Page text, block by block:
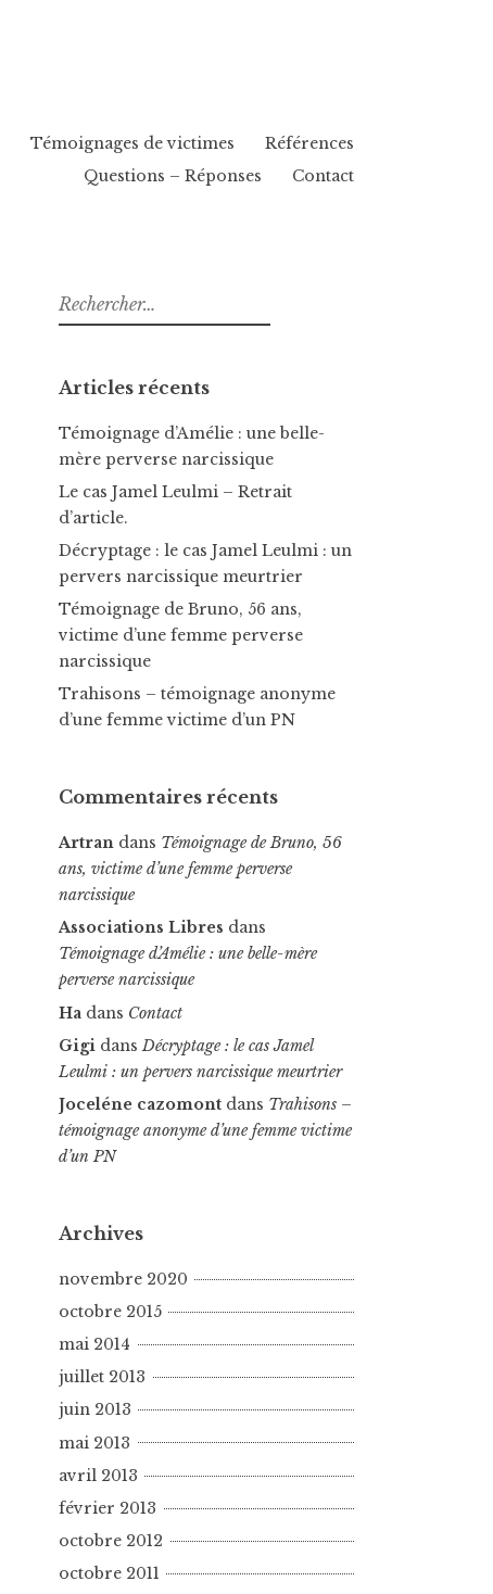
Témoignages de victimes
Références
Questions – Réponses
Contact
Rechercher :
Articles récents
Témoignage d’Amélie : une belle-
mère perverse narcissique
Le cas Jamel Leulmi – Retrait
d’article.
Décryptage : le cas Jamel Leulmi : un
pervers narcissique meurtrier
Témoignage de Bruno, 56 ans,
victime d’une femme perverse
narcissique
Trahisons – témoignage anonyme
d’une femme victime d’un PN
Commentaires récents
Artran dans Témoignage de Bruno, 56
ans, victime d’une femme perverse
narcissique
Associations Libres dans
Témoignage d’Amélie : une belle-mère
perverse narcissique
Ha dans Contact
Gigi dansDécryptage : le cas Jamel
Leulmi : un pervers narcissique meurtrier
Joceléne cazomont dans Trahisons –
témoignage anonyme d’une femme victime
d’un PN
Archives
novembre 2020
octobre 2015
mai 2014
juillet 2013
juin 2013
mai 2013
avril 2013
février 2013
octobre 2012
octobre 2011